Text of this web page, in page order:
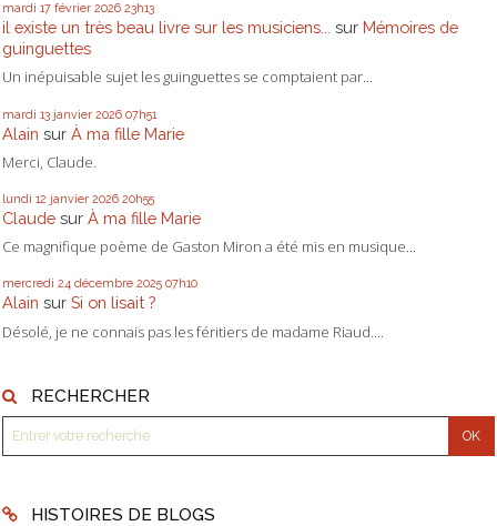
mardi 17 février 2026 23h13
il existe un très beau livre sur les musiciens... sur Mémoires de
guinguettes
Un inépuisable sujet les guinguettes se comptaient par...
mardi 13 janvier 2026 07h51
Alain sur À ma fille Marie
Merci, Claude.
lundi 12 janvier 2026 20h55
Claude sur À ma fille Marie
Ce magnifique poème de Gaston Miron a été mis en musique...
mercredi 24 décembre 2025 07h10
Alain sur Si on lisait ?
Désolé, je ne connais pas les féritiers de madame Riaud....
RECHERCHER
HISTOIRES DE BLOGS